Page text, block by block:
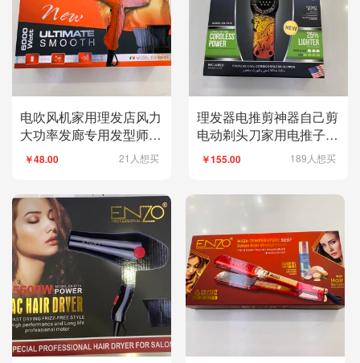
电吹风机家用理发店风力
大功率发廊专用发型师风
筒静音负离子护发
￥48.00 21人想买
理发器电推剪神器自己剪
电动剃头刀家用电推子充
电式大人工具全套
￥155.00 189人想买